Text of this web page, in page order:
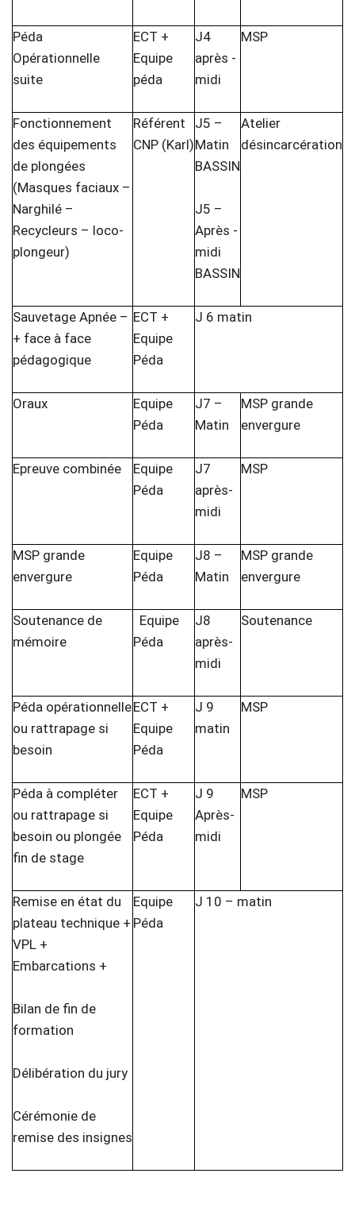
Péda
Opérationnelle
suite
ECT +
Equipe
péda
J4
après -
midi
MSP
Fonctionnement
des équipements
de plongées
(Masques faciaux –
Narghilé –
Recycleurs – loco-
plongeur)
Référent
CNP (Karl)
J5 –
Matin
BASSIN
J5 –
Après -
midi
BASSIN
Atelier
désincarcération
Sauvetage Apnée –
+ face à face
pédagogique
ECT +
Equipe
Péda
J 6 matin
Oraux
Equipe
Péda
J7 –
Matin
MSP grande
envergure
Epreuve combinée
Equipe
Péda
J7
après-
midi
MSP
MSP grande
envergure
Equipe
Péda
J8 –
Matin
MSP grande
envergure
Soutenance de
mémoire
Equipe
Péda
J8
après-
midi
Soutenance
Péda opérationnelle
ou rattrapage si
besoin
ECT +
Equipe
Péda
J 9
matin
MSP
Péda à compléter
ou rattrapage si
besoin ou plongée
fin de stage
ECT +
Equipe
Péda
J 9
Après-
midi
MSP
Remise en état du
plateau technique +
VPL +
Embarcations +
Bilan de fin de
formation
Délibération du jury
Cérémonie de
remise des insignes
Equipe
Péda
J 10 – matin